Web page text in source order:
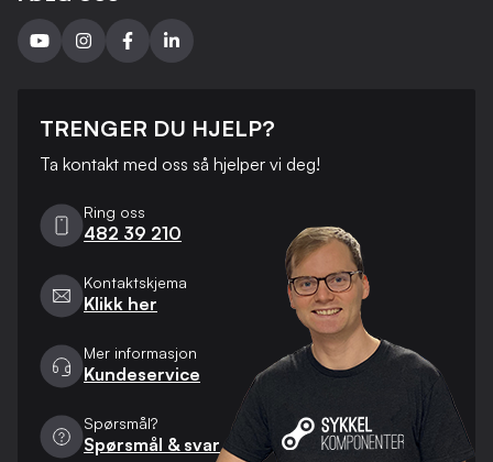
TRENGER DU HJELP?
Ta kontakt med oss ​​så hjelper vi deg!
Ring oss
482 39 210
Kontaktskjema
Klikk her
Mer informasjon
Kundeservice
Spørsmål?
Spørsmål & svar